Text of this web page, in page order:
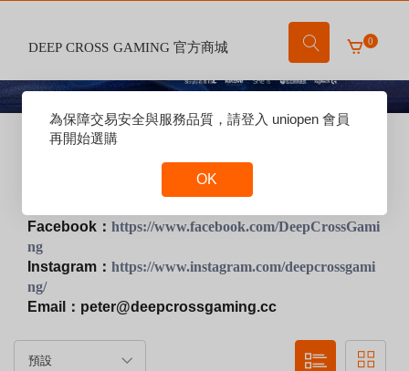
DEEP CROSS GAMING 官方商城 0
賣場說明：
歡迎來到DCG職業戰隊的官方商城！
Facebook： https://www.facebook.com/DeepCrossGami
ng
Instagram： https://www.instagram.com/deepcrossgami
ng/
Email：peter@deepcrossgaming.cc
Reset
Focus
為保障交易安全與服務品質，請登入 uniopen 會員
再開始選購
OK
Focus